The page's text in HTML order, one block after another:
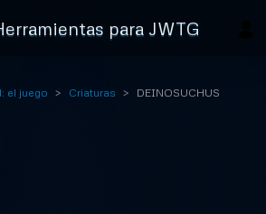
para JWTG
el juego Criaturas DEINOSUCHUS